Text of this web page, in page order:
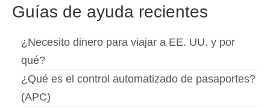
Guías de ayuda recientes
¿Necesito dinero para viajar a EE. UU. y por
qué?
¿Qué es el control automatizado de pasaportes?
(APC)